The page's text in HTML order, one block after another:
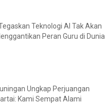
Teknologi AI Tak Akan
Peran Guru di Dunia
Ungkap Perjuangan
Kami Sempat Alami